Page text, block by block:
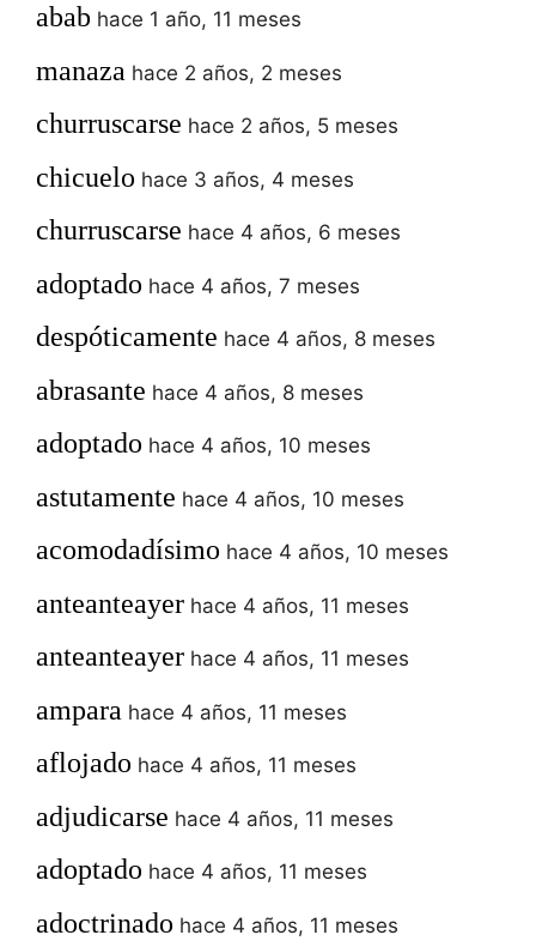
abab hace 1 año, 11 meses
manaza hace 2 años, 2 meses
churruscarse hace 2 años, 5 meses
chicuelo hace 3 años, 4 meses
churruscarse hace 4 años, 6 meses
adoptado hace 4 años, 7 meses
despóticamente hace 4 años, 8 meses
abrasante hace 4 años, 8 meses
adoptado hace 4 años, 10 meses
astutamente hace 4 años, 10 meses
acomodadísimo hace 4 años, 10 meses
anteanteayer hace 4 años, 11 meses
anteanteayer hace 4 años, 11 meses
ampara hace 4 años, 11 meses
aflojado hace 4 años, 11 meses
adjudicarse hace 4 años, 11 meses
adoptado hace 4 años, 11 meses
adoctrinado hace 4 años, 11 meses